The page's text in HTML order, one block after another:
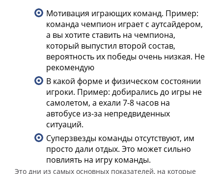
Мотивация играющих команд. Пример:
команда чемпион играет с аутсайдером,
а вы хотите ставить на чемпиона,
который выпустил второй состав,
вероятность их победы очень низкая. Не
рекомендую
В какой форме и физическом состоянии
игроки. Пример: добирались до игры не
самолетом, а ехали 7-8 часов на
автобусе из-за непредвиденных
ситуаций.
Суперзвезды команды отсутствуют, им
просто дали отдых. Это может сильно
повлиять на игру команды.
Это дни из самых основных показателей, на которые